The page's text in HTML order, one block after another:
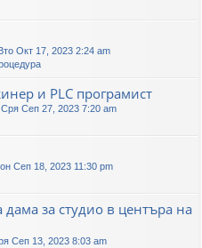
Окт 17, 2023 2:24 am
и PLC програмист
Сря Сеп 27, 2023 7:20 am
Сеп 18, 2023 11:30 pm
дама за студио в центъра на
Сеп 13, 2023 8:03 am